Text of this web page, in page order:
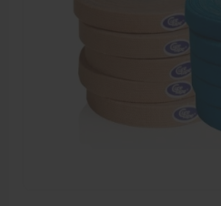
Behandelstoel elektrisch
Aanbiedingen groothandel